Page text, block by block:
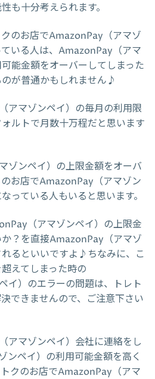
も十分考えられます。
のお店でAmazonPay（アマゾ
いる人は、AmazonPay（アマ
能金額をオーバーしてしまった
が普通かもしれません♪
アマゾンペイ）の毎月の利用限
ルトで月数十万程だと思います
ゾンペイ）の上限金額をオーバ
お店でAmazonPay（アマゾン
っている人もいると思います。
（アマゾンペイ）の上限金
？を直接AmazonPay（アマゾ
るといいですよ♪ちなみに、こ
えてしまった時の
イ）のエラーの問題は、トレト
できませんので、ご注意下さい
アマゾンペイ）会社に連絡をし
ンペイ）の利用可能金額を高く
クのお店でAmazonPay（アマ